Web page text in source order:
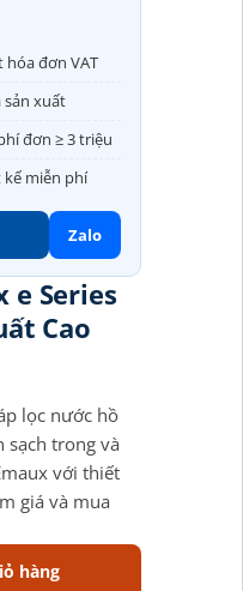
đơn VAT
sản xuất
đơn ≥ 3 triệu
miễn phí
Zalo
e Series
Cao
lọc nước hồ
sạch trong và
với thiết
giá và mua
hàng